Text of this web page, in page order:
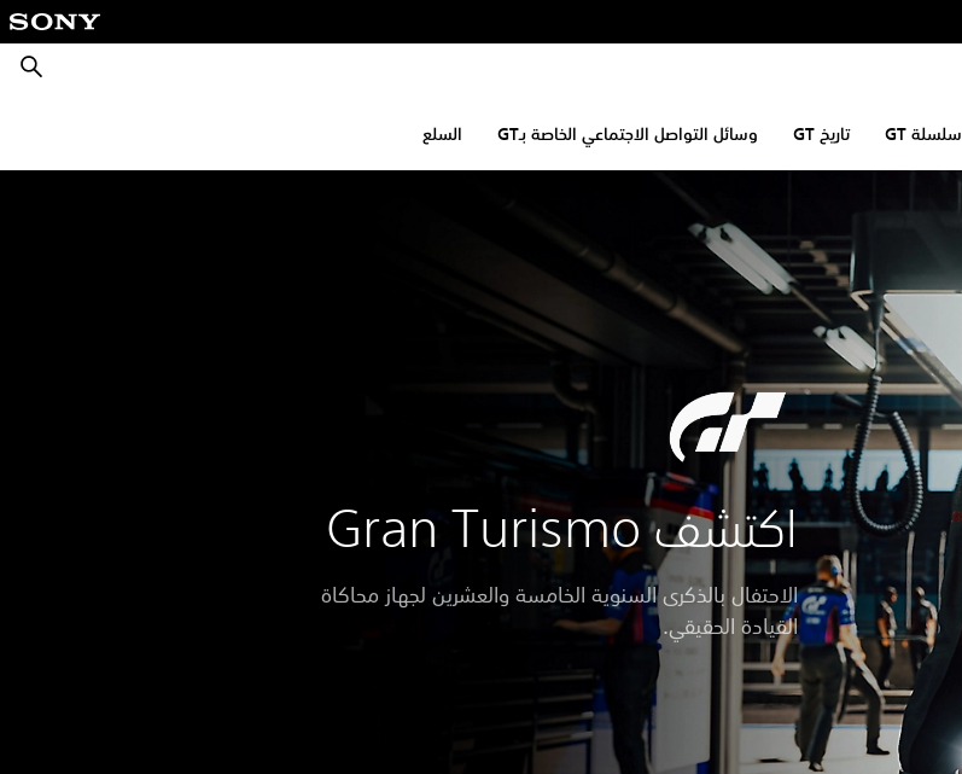
بحث
سلسلة GT تاريخ GT وسائل التواصل الاجتماعي الخاصة بـGT السلع
اكتشف Gran Turismo
الاحتفال بالذكرى السنوية الخامسة والعشرين لجهاز محاكاة
القيادة الحقيقي.